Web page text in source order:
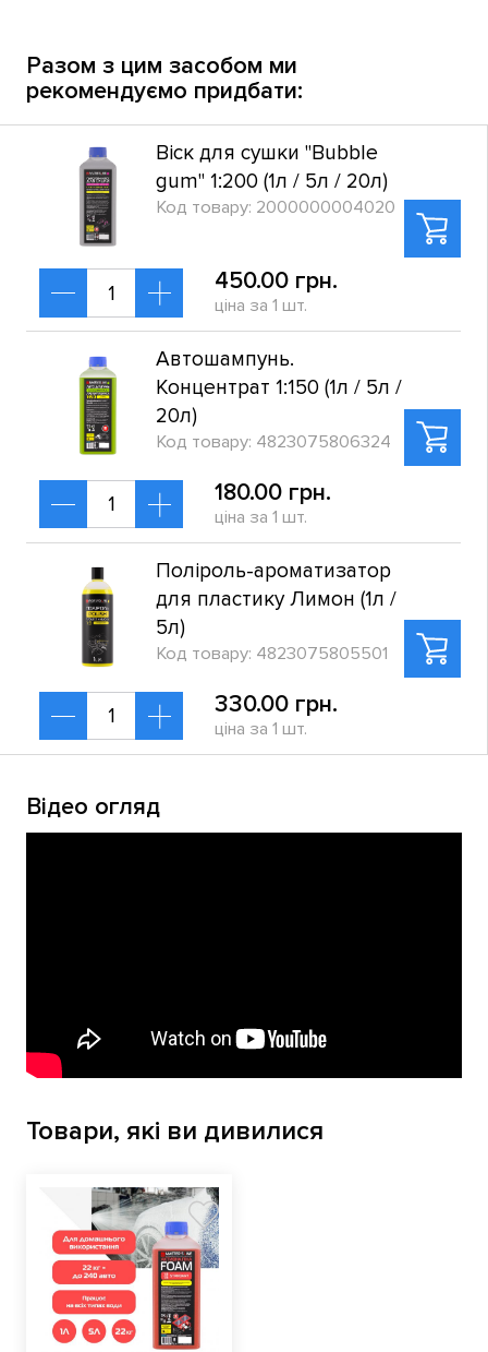
Разом з цим засобом ми
рекомендуємо придбати:
Віск для сушки "Bubble
gum" 1:200 (1л / 5л / 20л)
Код товару: 2000000004020
450.00 грн.
ціна за 1 шт.
Автошампунь.
Концентрат 1:150 (1л / 5л /
20л)
Код товару: 4823075806324
180.00 грн.
ціна за 1 шт.
Поліроль-ароматизатор
для пластику Лимон (1л /
5л)
Код товару: 4823075805501
330.00 грн.
ціна за 1 шт.
Відео огляд
Товари, які ви дивилися